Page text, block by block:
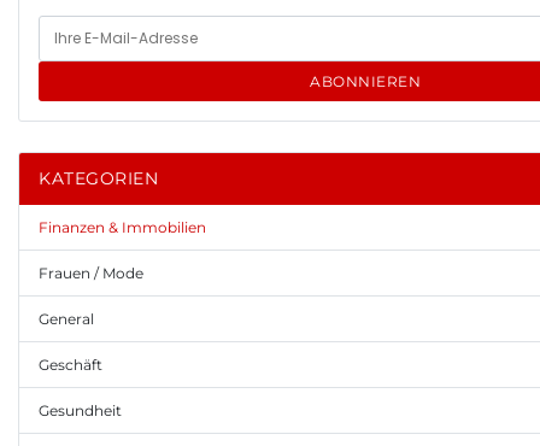
ABONNIEREN
KATEGORIEN
Finanzen & Immobilien
Frauen / Mode
General
Geschäft
Gesundheit